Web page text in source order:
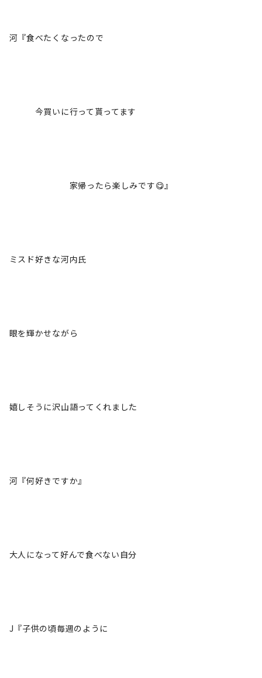
河『食べたくなったので
今買いに行って貰ってます
家帰ったら楽しみです😋』
ミスド好きな河内氏
眼を輝かせながら
嬉しそうに沢山語ってくれました
河『何好きですか』
大人になって好んで食べない自分
J『子供の頃毎週のように